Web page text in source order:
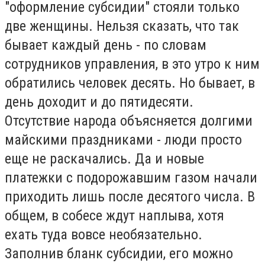
"оформление субсидии" стояли только
две женщины. Нельзя сказать, что так
бывает каждый день - по словам
сотрудников управления, в это утро к ним
обратились человек десять. Но бывает, в
день доходит и до пятидесяти.
Отсутствие народа объясняется долгими
майскими праздниками - люди просто
еще не раскачались. Да и новые
платежки с подорожавшим газом начали
приходить лишь после десятого числа. В
общем, в собесе ждут наплыва, хотя
ехать туда вовсе необязательно.
Заполнив бланк субсидии, его можно